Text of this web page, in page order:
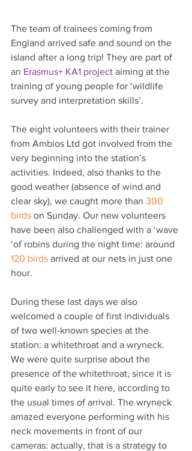
The team of trainees coming from
England arrived safe and sound on the
island after a long trip! They are part of
an Erasmus+ KA1 project aiming at the
training of young people for ‘wildlife
survey and interpretation skills’.
The eight volunteers with their trainer
from Ambios Ltd got involved from the
very beginning into the station’s
activities. Indeed, also thanks to the
good weather (absence of wind and
clear sky), we caught more than 300
birds on Sunday. Our new volunteers
have been also challenged with a ‘wave
‘of robins during the night time: around
120 birds arrived at our nets in just one
hour.
During these last days we also
welcomed a couple of first individuals
of two well-known species at the
station: a whitethroat and a wryneck.
We were quite surprise about the
presence of the whitethroat, since it is
quite early to see it here, according to
the usual times of arrival. The wryneck
amazed everyone performing with his
neck movements in front of our
cameras: actually, that is a strategy to